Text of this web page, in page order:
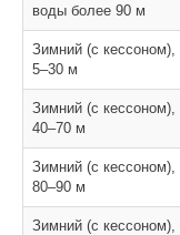
воды более 90 м
Зимний (с
5–30 м
Зимний (с
40–70 м
Зимний (с
80–90 м
Зимний (с